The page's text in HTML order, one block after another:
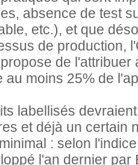
absence de test
etc.), et que
de production,
de
au moins 25% de
labellisés
et déjà un certain
: selon
l'an dernier par